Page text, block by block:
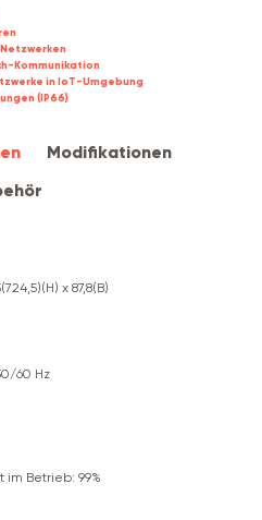
Kommunikation
in IoT-Umgebung
(IP66)
Modifikationen
x 87,8(B)
60 Hz
Betrieb: 99%